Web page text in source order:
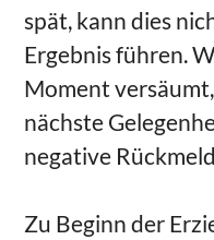
spät, kann dies
Ergebnis führen.
Moment
nächste
negative
Zu Beginn der